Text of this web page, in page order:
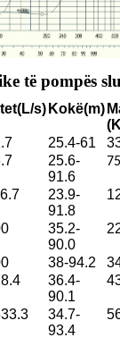
të pompës
(L/s) Kokë(m)
25.4-61
25.6-
91.6
23.9-
91.8
35.2-
90.0
38-94.2
36.4-
90.1
34.7-
93.4